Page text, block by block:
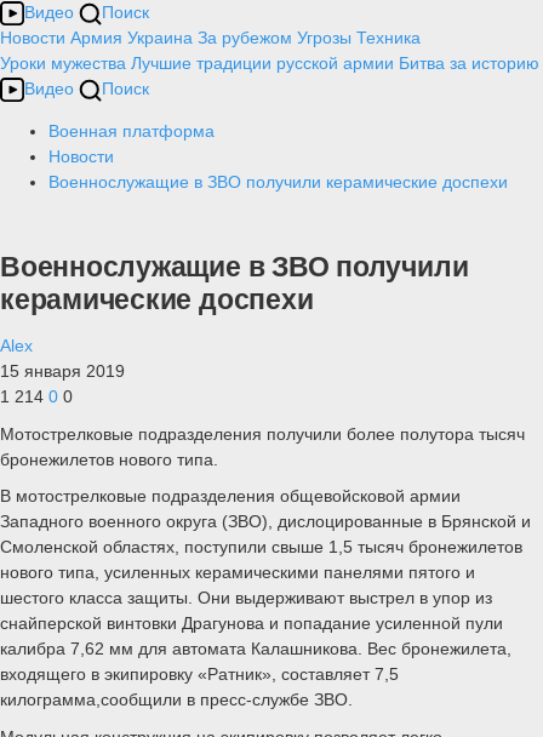
Видео
Поиск
Новости Армия Украина За рубежом Угрозы Техника
Уроки мужества Лучшие традиции русской армии Битва за историю
Видео
Поиск
Военная платформа
Новости
Военнослужащие в ЗВО получили керамические доспехи
Военнослужащие в ЗВО получили
керамические доспехи
Alex
15 января 2019
1 214 0 0
Мотострелковые подразделения получили более полутора тысяч
бронежилетов нового типа.
В мотострелковые подразделения общевойсковой армии
Западного военного округа (ЗВО), дислоцированные в Брянской и
Смоленской областях, поступили свыше 1,5 тысяч бронежилетов
нового типа, усиленных керамическими панелями пятого и
шестого класса защиты. Они выдерживают выстрел в упор из
снайперской винтовки Драгунова и попадание усиленной пули
калибра 7,62 мм для автомата Калашникова. Вес бронежилета,
входящего в экипировку «Ратник», составляет 7,5
килограмма,сообщили в пресс-службе ЗВО.